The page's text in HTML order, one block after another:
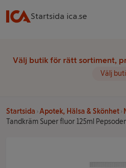
Startsida ica.se
Välj butik för rätt sortiment,
Välj
Startsida Apotek, Hälsa & Skönhet
Tandkräm Super fluor 125ml